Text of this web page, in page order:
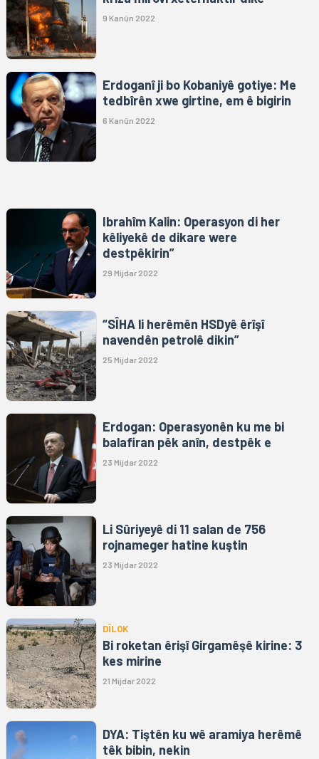
9 Kanûn 2022
Erdoganî ji bo Kobaniyê gotiye: Me
tedbîrên xwe girtine, em ê bigirin
6 Kanûn 2022
Ibrahîm Kalin: Operasyon di her
kêliyekê de dikare were
destpêkirin”
29 Mijdar 2022
“SÎHA li herêmên HSDyê êrîşî
navendên petrolê dikin”
25 Mijdar 2022
Erdogan: Operasyonên ku me bi
balafiran pêk anîn, destpêk e
23 Mijdar 2022
Li Sûriyeyê di 11 salan de 756
rojnameger hatine kuştin
23 Mijdar 2022
DÎLOK
Bi roketan êrişî Girgamêşê kirine: 3
kes mirine
21 Mijdar 2022
DYA: Tiştên ku wê aramiya herêmê
têk bibin, nekin